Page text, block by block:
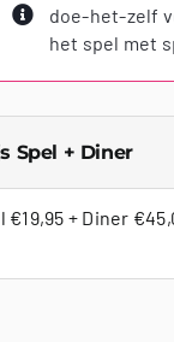
doe-het-zelf
het spel met
Spel + Diner
€19,95 + Diner